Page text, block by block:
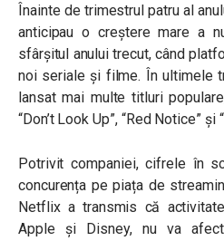
Înainte de trimestrul patru al
anticipau o creștere mare a
sfârșitul anului trecut, când
noi seriale și filme. În ultimele
lansat mai multe titluri
“Don’t Look Up”, “Red Notice” și
Potrivit companiei, cifrele în
concurența pe piața de
Netflix a transmis că
Apple și Disney, nu va